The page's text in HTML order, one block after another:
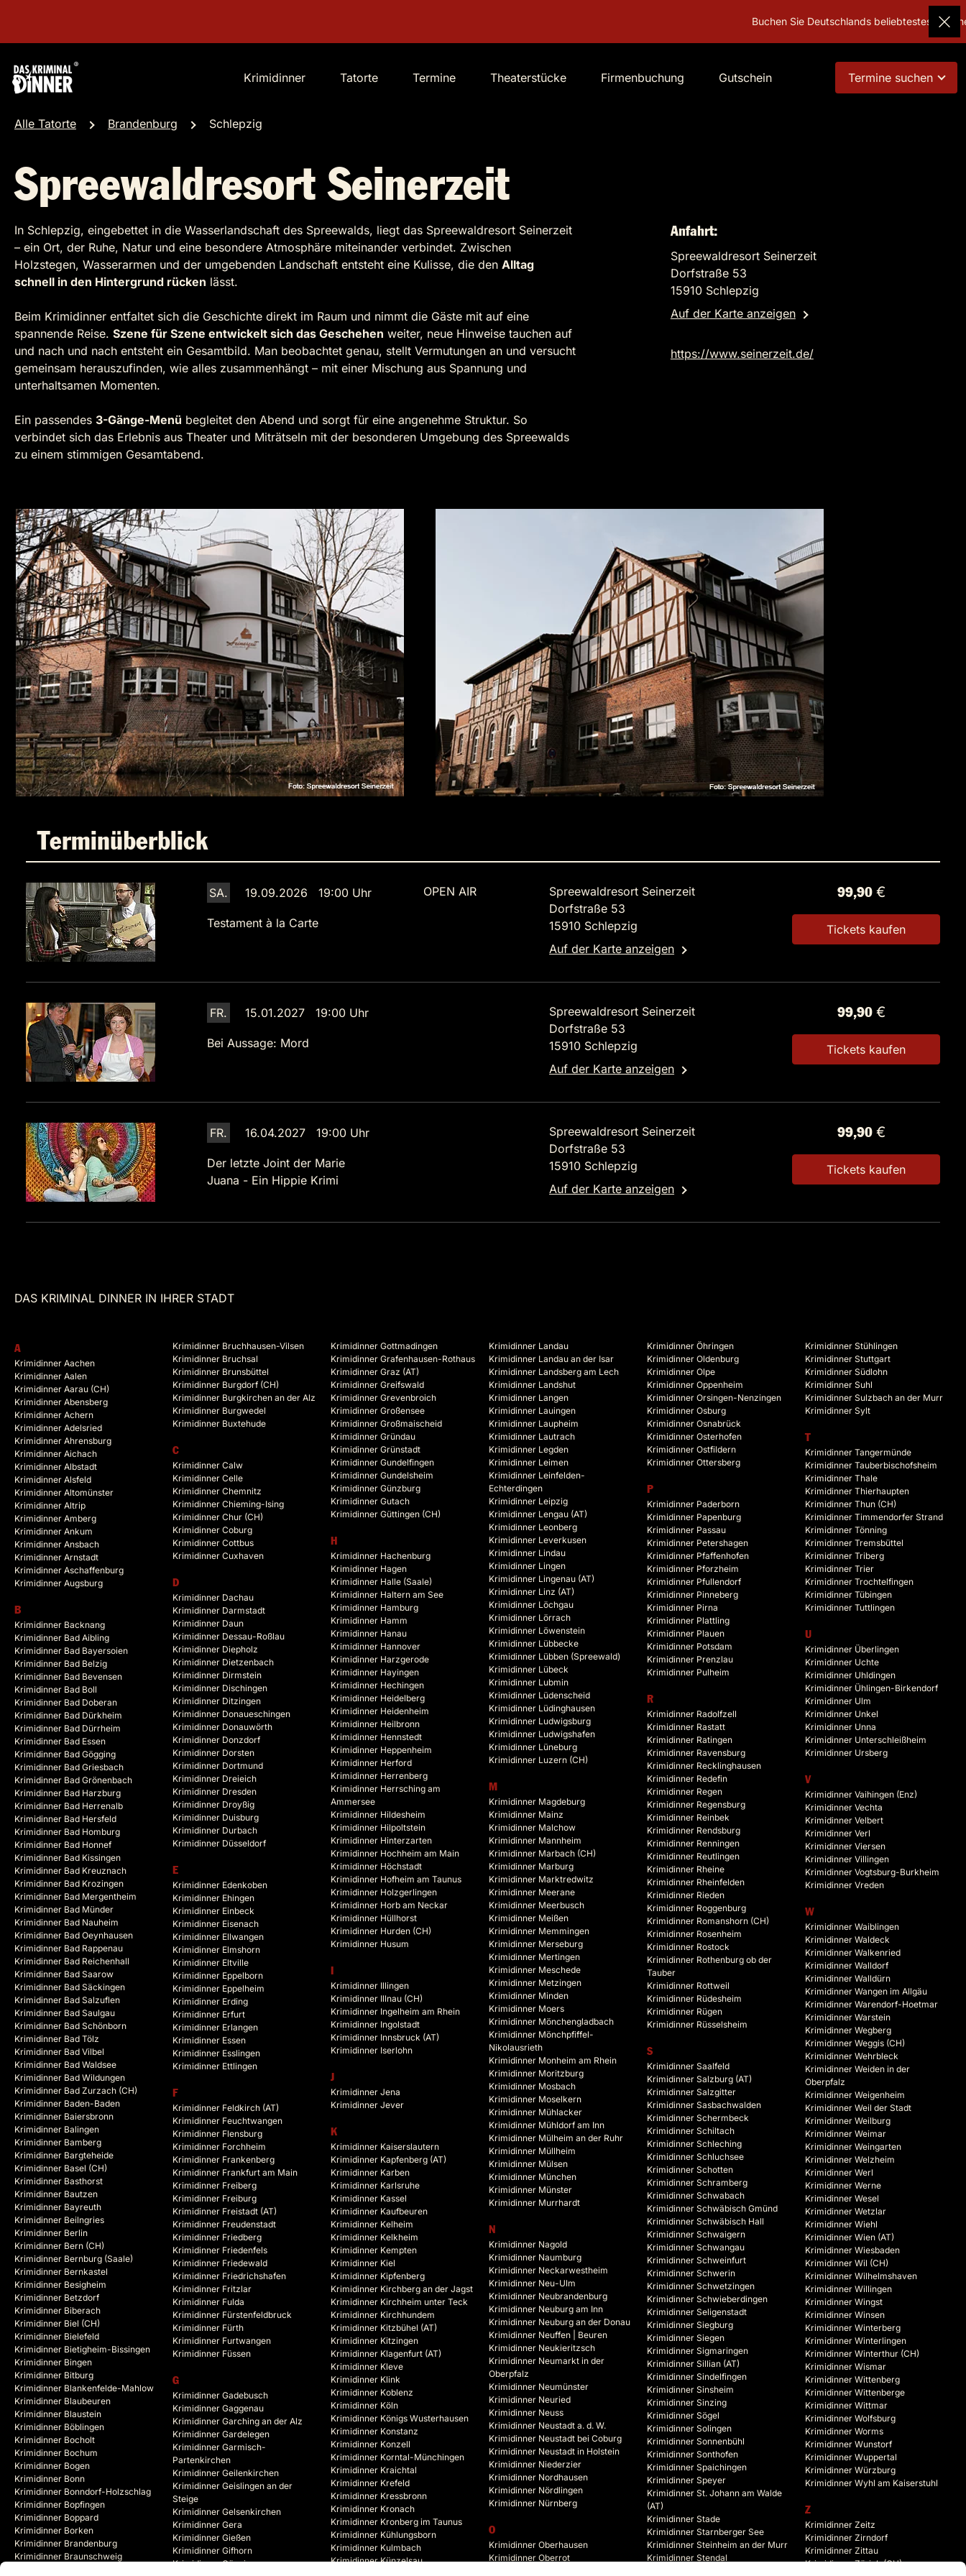
Buchen Sie Deutschlands beliebtestes Geschenk!
Krimidinner Tatorte Termine Theaterstücke Firmenbuchung Gutschein Termine suchen
Alle Tatorte Brandenburg Schlepzig
Spreewaldresort Seinerzeit
In Schlepzig, eingebettet in die Wasserlandschaft des Spreewalds, liegt das Spreewaldresort Seinerzeit
– ein Ort, der Ruhe, Natur und eine besondere Atmosphäre miteinander verbindet. Zwischen
Holzstegen, Wasserarmen und der umgebenden Landschaft entsteht eine Kulisse, die den Alltag
schnell in den Hintergrund rücken lässt.
Beim Krimidinner entfaltet sich die Geschichte direkt im Raum und nimmt die Gäste mit auf eine
spannende Reise. Szene für Szene entwickelt sich das Geschehen weiter, neue Hinweise tauchen auf
und nach und nach entsteht ein Gesamtbild. Man beobachtet genau, stellt Vermutungen an und versucht
gemeinsam herauszufinden, wie alles zusammenhängt – mit einer Mischung aus Spannung und
unterhaltsamen Momenten.
Ein passendes 3-Gänge-Menü begleitet den Abend und sorgt für eine angenehme Struktur. So
verbindet sich das Erlebnis aus Theater und Miträtseln mit der besonderen Umgebung des Spreewalds
zu einem stimmigen Gesamtabend.
Anfahrt:
Spreewaldresort Seinerzeit
Dorfstraße 53
15910 Schlepzig
Auf der Karte anzeigen
https://www.seinerzeit.de/
Terminüberblick
SA. 19.09.2026 19:00 Uhr
Testament à la Carte
OPEN AIR
Spreewaldresort Seinerzeit
Dorfstraße 53
15910 Schlepzig
Auf der Karte anzeigen
99,90 €
Tickets kaufen
FR. 15.01.2027 19:00 Uhr
Bei Aussage: Mord
Spreewaldresort Seinerzeit
Dorfstraße 53
15910 Schlepzig
Auf der Karte anzeigen
99,90 €
Tickets kaufen
FR. 16.04.2027 19:00 Uhr
Der letzte Joint der Marie
Juana - Ein Hippie Krimi
Spreewaldresort Seinerzeit
Dorfstraße 53
15910 Schlepzig
Auf der Karte anzeigen
99,90 €
Tickets kaufen
DAS KRIMINAL DINNER IN IHRER STADT
A
Krimidinner Aachen
Krimidinner Aalen
Krimidinner Aarau (CH)
Krimidinner Abensberg
Krimidinner Achern
Krimidinner Adelsried
Krimidinner Ahrensburg
Krimidinner Aichach
Krimidinner Albstadt
Krimidinner Alsfeld
Krimidinner Altomünster
Krimidinner Altrip
Krimidinner Amberg
Krimidinner Ankum
Krimidinner Ansbach
Krimidinner Arnstadt
Krimidinner Aschaffenburg
Krimidinner Augsburg
B
Krimidinner Backnang
Krimidinner Bad Aibling
Krimidinner Bad Bayersoien
Krimidinner Bad Belzig
Krimidinner Bad Bevensen
Krimidinner Bad Boll
Krimidinner Bad Doberan
Krimidinner Bad Dürkheim
Krimidinner Bad Dürrheim
Krimidinner Bad Essen
Krimidinner Bad Gögging
Krimidinner Bad Griesbach
Krimidinner Bad Grönenbach
Krimidinner Bad Harzburg
Krimidinner Bad Herrenalb
Krimidinner Bad Hersfeld
Krimidinner Bad Homburg
Krimidinner Bad Honnef
Krimidinner Bad Kissingen
Krimidinner Bad Kreuznach
Krimidinner Bad Krozingen
Krimidinner Bad Mergentheim
Krimidinner Bad Münder
Krimidinner Bad Nauheim
Krimidinner Bad Oeynhausen
Krimidinner Bad Rappenau
Krimidinner Bad Reichenhall
Krimidinner Bad Saarow
Krimidinner Bad Säckingen
Krimidinner Bad Salzuflen
Krimidinner Bad Saulgau
Krimidinner Bad Schönborn
Krimidinner Bad Tölz
Krimidinner Bad Vilbel
Krimidinner Bad Waldsee
Krimidinner Bad Wildungen
Krimidinner Bad Zurzach (CH)
Krimidinner Baden-Baden
Krimidinner Baiersbronn
Krimidinner Balingen
Krimidinner Bamberg
Krimidinner Bargteheide
Krimidinner Basel (CH)
Krimidinner Basthorst
Krimidinner Bautzen
Krimidinner Bayreuth
Krimidinner Beilngries
Krimidinner Berlin
Krimidinner Bern (CH)
Krimidinner Bernburg (Saale)
Krimidinner Bernkastel
Krimidinner Besigheim
Krimidinner Betzdorf
Krimidinner Biberach
Krimidinner Biel (CH)
Krimidinner Bielefeld
Krimidinner Bietigheim-Bissingen
Krimidinner Bingen
Krimidinner Bitburg
Krimidinner Blankenfelde-Mahlow
Krimidinner Blaubeuren
Krimidinner Blaustein
Krimidinner Böblingen
Krimidinner Bocholt
Krimidinner Bochum
Krimidinner Bogen
Krimidinner Bonn
Krimidinner Bonndorf-Holzschlag
Krimidinner Bopfingen
Krimidinner Boppard
Krimidinner Borken
Krimidinner Brandenburg
Krimidinner Braunschweig
Krimidinner Bruchhausen-Vilsen
Krimidinner Bruchsal
Krimidinner Brunsbüttel
Krimidinner Burgdorf (CH)
Krimidinner Burgkirchen an der Alz
Krimidinner Burgwedel
Krimidinner Buxtehude
C
Krimidinner Calw
Krimidinner Celle
Krimidinner Chemnitz
Krimidinner Chieming-Ising
Krimidinner Chur (CH)
Krimidinner Coburg
Krimidinner Cottbus
Krimidinner Cuxhaven
D
Krimidinner Dachau
Krimidinner Darmstadt
Krimidinner Daun
Krimidinner Dessau-Roßlau
Krimidinner Diepholz
Krimidinner Dietzenbach
Krimidinner Dirmstein
Krimidinner Dischingen
Krimidinner Ditzingen
Krimidinner Donaueschingen
Krimidinner Donauwörth
Krimidinner Donzdorf
Krimidinner Dorsten
Krimidinner Dortmund
Krimidinner Dreieich
Krimidinner Dresden
Krimidinner Droyßig
Krimidinner Duisburg
Krimidinner Durbach
Krimidinner Düsseldorf
E
Krimidinner Edenkoben
Krimidinner Ehingen
Krimidinner Einbeck
Krimidinner Eisenach
Krimidinner Ellwangen
Krimidinner Elmshorn
Krimidinner Eltville
Krimidinner Eppelborn
Krimidinner Eppelheim
Krimidinner Erding
Krimidinner Erfurt
Krimidinner Erlangen
Krimidinner Essen
Krimidinner Esslingen
Krimidinner Ettlingen
F
Krimidinner Feldkirch (AT)
Krimidinner Feuchtwangen
Krimidinner Flensburg
Krimidinner Forchheim
Krimidinner Frankenberg
Krimidinner Frankfurt am Main
Krimidinner Freiberg
Krimidinner Freiburg
Krimidinner Freistadt (AT)
Krimidinner Freudenstadt
Krimidinner Friedberg
Krimidinner Friedenfels
Krimidinner Friedewald
Krimidinner Friedrichshafen
Krimidinner Fritzlar
Krimidinner Fulda
Krimidinner Fürstenfeldbruck
Krimidinner Fürth
Krimidinner Furtwangen
Krimidinner Füssen
G
Krimidinner Gadebusch
Krimidinner Gaggenau
Krimidinner Garching an der Alz
Krimidinner Gardelegen
Krimidinner Garmisch-
Partenkirchen
Krimidinner Geilenkirchen
Krimidinner Geislingen an der
Steige
Krimidinner Gelsenkirchen
Krimidinner Gera
Krimidinner Gießen
Krimidinner Gifhorn
Krimidinner Göppingen
Krimidinner Gottmadingen
Krimidinner Grafenhausen-Rothaus
Krimidinner Graz (AT)
Krimidinner Greifswald
Krimidinner Grevenbroich
Krimidinner Großensee
Krimidinner Großmaischeid
Krimidinner Gründau
Krimidinner Grünstadt
Krimidinner Gundelfingen
Krimidinner Gundelsheim
Krimidinner Günzburg
Krimidinner Gutach
Krimidinner Güttingen (CH)
H
Krimidinner Hachenburg
Krimidinner Hagen
Krimidinner Halle (Saale)
Krimidinner Haltern am See
Krimidinner Hamburg
Krimidinner Hamm
Krimidinner Hanau
Krimidinner Hannover
Krimidinner Harzgerode
Krimidinner Hayingen
Krimidinner Hechingen
Krimidinner Heidelberg
Krimidinner Heidenheim
Krimidinner Heilbronn
Krimidinner Hennstedt
Krimidinner Heppenheim
Krimidinner Herford
Krimidinner Herrenberg
Krimidinner Herrsching am
Ammersee
Krimidinner Hildesheim
Krimidinner Hilpoltstein
Krimidinner Hinterzarten
Krimidinner Hochheim am Main
Krimidinner Höchstadt
Krimidinner Hofheim am Taunus
Krimidinner Holzgerlingen
Krimidinner Horb am Neckar
Krimidinner Hüllhorst
Krimidinner Hurden (CH)
Krimidinner Husum
Krimidinner Illingen
Krimidinner Illnau (CH)
Krimidinner Ingelheim am Rhein
Krimidinner Ingolstadt
Krimidinner Innsbruck (AT)
Krimidinner Iserlohn
J
Krimidinner Jena
Krimidinner Jever
K
Krimidinner Kaiserslautern
Krimidinner Kapfenberg (AT)
Krimidinner Karben
Krimidinner Karlsruhe
Krimidinner Kassel
Krimidinner Kaufbeuren
Krimidinner Kelheim
Krimidinner Kelkheim
Krimidinner Kempten
Krimidinner Kiel
Krimidinner Kipfenberg
Krimidinner Kirchberg an der Jagst
Krimidinner Kirchheim unter Teck
Krimidinner Kirchhundem
Krimidinner Kitzbühel (AT)
Krimidinner Kitzingen
Krimidinner Klagenfurt (AT)
Krimidinner Kleve
Krimidinner Klink
Krimidinner Koblenz
Krimidinner Köln
Krimidinner Königs Wusterhausen
Krimidinner Konstanz
Krimidinner Konzell
Krimidinner Korntal-Münchingen
Krimidinner Kraichtal
Krimidinner Krefeld
Krimidinner Kressbronn
Krimidinner Kronach
Krimidinner Kronberg im Taunus
Krimidinner Kühlungsborn
Krimidinner Kulmbach
Krimidinner Künzelsau
Krimidinner Landau
Krimidinner Landau an der Isar
Krimidinner Landsberg am Lech
Krimidinner Landshut
Krimidinner Langen
Krimidinner Lauingen
Krimidinner Laupheim
Krimidinner Lautrach
Krimidinner Legden
Krimidinner Leimen
Krimidinner Leinfelden-
Echterdingen
Krimidinner Leipzig
Krimidinner Lengau (AT)
Krimidinner Leonberg
Krimidinner Leverkusen
Krimidinner Lindau
Krimidinner Lingen
Krimidinner Lingenau (AT)
Krimidinner Linz (AT)
Krimidinner Löchgau
Krimidinner Lörrach
Krimidinner Löwenstein
Krimidinner Lübbecke
Krimidinner Lübben (Spreewald)
Krimidinner Lübeck
Krimidinner Lubmin
Krimidinner Lüdenscheid
Krimidinner Lüdinghausen
Krimidinner Ludwigsburg
Krimidinner Ludwigshafen
Krimidinner Lüneburg
Krimidinner Luzern (CH)
M
Krimidinner Magdeburg
Krimidinner Mainz
Krimidinner Malchow
Krimidinner Mannheim
Krimidinner Marbach (CH)
Krimidinner Marburg
Krimidinner Marktredwitz
Krimidinner Meerane
Krimidinner Meerbusch
Krimidinner Meißen
Krimidinner Memmingen
Krimidinner Merseburg
Krimidinner Mertingen
Krimidinner Meschede
Krimidinner Metzingen
Krimidinner Minden
Krimidinner Moers
Krimidinner Mönchengladbach
Krimidinner Mönchpfiffel-
Nikolausrieth
Krimidinner Monheim am Rhein
Krimidinner Moritzburg
Krimidinner Mosbach
Krimidinner Moselkern
Krimidinner Mühlacker
Krimidinner Mühldorf am Inn
Krimidinner Mülheim an der Ruhr
Krimidinner Müllheim
Krimidinner Mülsen
Krimidinner München
Krimidinner Münster
Krimidinner Murrhardt
N
Krimidinner Nagold
Krimidinner Naumburg
Krimidinner Neckarwestheim
Krimidinner Neu-Ulm
Krimidinner Neubrandenburg
Krimidinner Neuburg am Inn
Krimidinner Neuburg an der Donau
Krimidinner Neuffen | Beuren
Krimidinner Neukieritzsch
Krimidinner Neumarkt in der
Oberpfalz
Krimidinner Neumünster
Krimidinner Neuried
Krimidinner Neuss
Krimidinner Neustadt a. d. W.
Krimidinner Neustadt bei Coburg
Krimidinner Neustadt in Holstein
Krimidinner Niederzier
Krimidinner Nordhausen
Krimidinner Nördlingen
Krimidinner Nürnberg
O
Krimidinner Oberhausen
Krimidinner Oberrot
Krimidinner Öhringen
Krimidinner Oldenburg
Krimidinner Olpe
Krimidinner Oppenheim
Krimidinner Orsingen-Nenzingen
Krimidinner Osburg
Krimidinner Osnabrück
Krimidinner Osterhofen
Krimidinner Ostfildern
Krimidinner Ottersberg
P
Krimidinner Paderborn
Krimidinner Papenburg
Krimidinner Passau
Krimidinner Petershagen
Krimidinner Pfaffenhofen
Krimidinner Pforzheim
Krimidinner Pfullendorf
Krimidinner Pinneberg
Krimidinner Pirna
Krimidinner Plattling
Krimidinner Plauen
Krimidinner Potsdam
Krimidinner Prenzlau
Krimidinner Pulheim
R
Krimidinner Radolfzell
Krimidinner Rastatt
Krimidinner Ratingen
Krimidinner Ravensburg
Krimidinner Recklinghausen
Krimidinner Redefin
Krimidinner Regen
Krimidinner Regensburg
Krimidinner Reinbek
Krimidinner Rendsburg
Krimidinner Renningen
Krimidinner Reutlingen
Krimidinner Rheine
Krimidinner Rheinfelden
Krimidinner Rieden
Krimidinner Roggenburg
Krimidinner Romanshorn (CH)
Krimidinner Rosenheim
Krimidinner Rostock
Krimidinner Rothenburg ob der
Tauber
Krimidinner Rottweil
Krimidinner Rüdesheim
Krimidinner Rügen
Krimidinner Rüsselsheim
S
Krimidinner Saalfeld
Krimidinner Salzburg (AT)
Krimidinner Salzgitter
Krimidinner Sasbachwalden
Krimidinner Schermbeck
Krimidinner Schiltach
Krimidinner Schleching
Krimidinner Schluchsee
Krimidinner Schotten
Krimidinner Schramberg
Krimidinner Schwabach
Krimidinner Schwäbisch Gmünd
Krimidinner Schwäbisch Hall
Krimidinner Schwaigern
Krimidinner Schwangau
Krimidinner Schweinfurt
Krimidinner Schwerin
Krimidinner Schwetzingen
Krimidinner Schwieberdingen
Krimidinner Seligenstadt
Krimidinner Siegburg
Krimidinner Siegen
Krimidinner Sigmaringen
Krimidinner Sillian (AT)
Krimidinner Sindelfingen
Krimidinner Sinsheim
Krimidinner Sinzing
Krimidinner Sögel
Krimidinner Solingen
Krimidinner Sonnenbühl
Krimidinner Sonthofen
Krimidinner Spaichingen
Krimidinner Speyer
Krimidinner St. Johann am Walde
(AT)
Krimidinner Stade
Krimidinner Starnberger See
Krimidinner Steinheim an der Murr
Krimidinner Stendal
Krimidinner Stühlingen
Krimidinner Stuttgart
Krimidinner Südlohn
Krimidinner Suhl
Krimidinner Sulzbach an der Murr
Krimidinner Sylt
T
Krimidinner Tangermünde
Krimidinner Tauberbischofsheim
Krimidinner Thale
Krimidinner Thierhaupten
Krimidinner Thun (CH)
Krimidinner Timmendorfer Strand
Krimidinner Tönning
Krimidinner Tremsbüttel
Krimidinner Triberg
Krimidinner Trier
Krimidinner Trochtelfingen
Krimidinner Tübingen
Krimidinner Tuttlingen
U
Krimidinner Überlingen
Krimidinner Uchte
Krimidinner Uhldingen
Krimidinner Ühlingen-Birkendorf
Krimidinner Ulm
Krimidinner Unkel
Krimidinner Unna
Krimidinner Unterschleißheim
Krimidinner Ursberg
V
Krimidinner Vaihingen (Enz)
Krimidinner Vechta
Krimidinner Velbert
Krimidinner Verl
Krimidinner Viersen
Krimidinner Villingen
Krimidinner Vogtsburg-Burkheim
Krimidinner Vreden
W
Krimidinner Waiblingen
Krimidinner Waldeck
Krimidinner Walkenried
Krimidinner Walldorf
Krimidinner Walldürn
Krimidinner Wangen im Allgäu
Krimidinner Warendorf-Hoetmar
Krimidinner Warstein
Krimidinner Wegberg
Krimidinner Weggis (CH)
Krimidinner Wehrbleck
Krimidinner Weiden in der
Oberpfalz
Krimidinner Weigenheim
Krimidinner Weil der Stadt
Krimidinner Weilburg
Krimidinner Weimar
Krimidinner Weingarten
Krimidinner Welzheim
Krimidinner Werl
Krimidinner Werne
Krimidinner Wesel
Krimidinner Wetzlar
Krimidinner Wiehl
Krimidinner Wien (AT)
Krimidinner Wiesbaden
Krimidinner Wil (CH)
Krimidinner Wilhelmshaven
Krimidinner Willingen
Krimidinner Wingst
Krimidinner Winsen
Krimidinner Winterberg
Krimidinner Winterlingen
Krimidinner Winterthur (CH)
Krimidinner Wismar
Krimidinner Wittenberg
Krimidinner Wittenberge
Krimidinner Wittmar
Krimidinner Wolfsburg
Krimidinner Worms
Krimidinner Wunstorf
Krimidinner Wuppertal
Krimidinner Würzburg
Krimidinner Wyhl am Kaiserstuhl
Z
Krimidinner Zeitz
Krimidinner Zirndorf
Krimidinner Zittau
Krimidinner Zürich (CH)